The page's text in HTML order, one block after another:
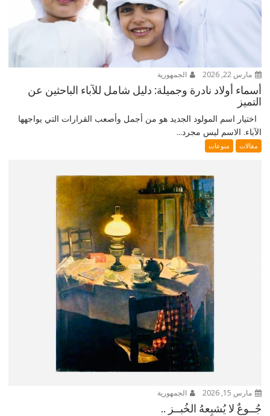
مارس 22, 2026 الجمهورية
أسماء أولاد نادرة وجميلة: دليل شامل للآباء الباحثين عن
التميز
اختيار اسم المولود الجديد هو من أجمل وأصعب القرارات التي يواجهها
الآباء. الاسم ليس مجرد...
مقالات منوعات
مارس 15, 2026 الجمهورية
جُــوعٌ لا يُشبِعهُ الخُبــز ..